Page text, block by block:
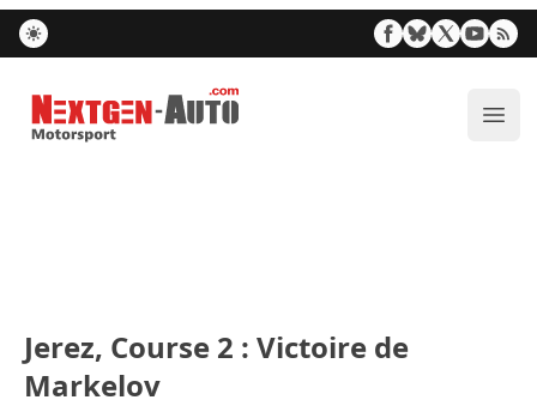
Nextgen-Auto.com
Jerez, Course 2 : Victoire de
Markelov